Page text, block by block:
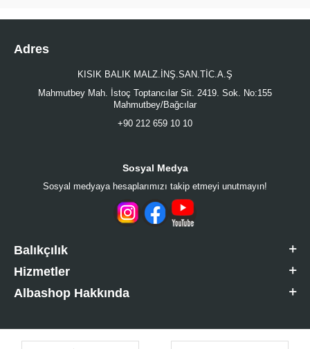
Adres
KISIK BALIK MALZ.İNŞ.SAN.TİC.A.Ş
Mahmutbey Mah. İstoç Toptancılar Sit. 2419. Sok. No:155
Mahmutbey/Bağcılar
+90 212 659 10 10
Sosyal Medya
Sosyal medyaya hesaplarımızı takip etmeyi unutmayın!
Balıkçılık
Hizmetler
Albashop Hakkında